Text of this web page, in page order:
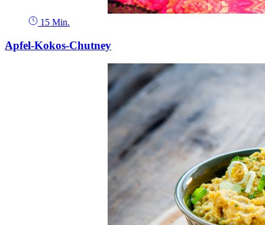
15 Min.
Apfel-Kokos-Chutney